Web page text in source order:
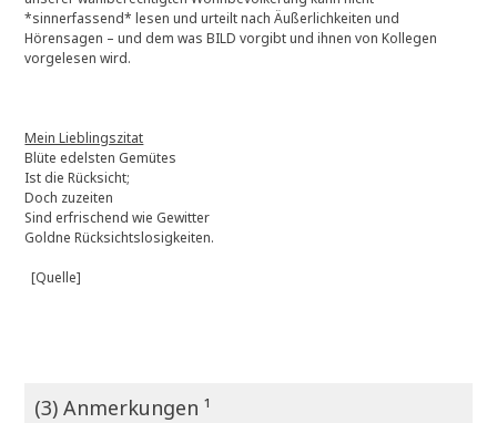
*sinnerfassend* lesen und urteilt nach Äußerlichkeiten und
Hörensagen – und dem was BILD vorgibt und ihnen von Kollegen
vorgelesen wird.
Mein Lieblingszitat
Blüte edelsten Gemütes
Ist die Rücksicht;
Doch zuzeiten
Sind erfrischend wie Gewitter
Goldne Rücksichtslosigkeiten.
[Quelle]
(3) Anmerkungen ¹